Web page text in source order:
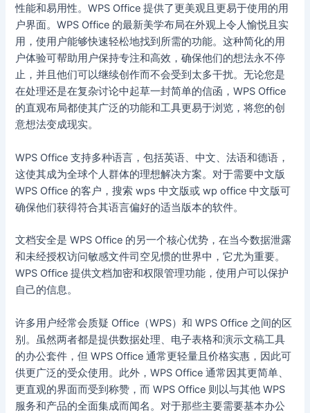
性能和易用性。WPS Office 提供了更美观且更易于使用的用
户界面。WPS Office 的最新美学布局在外观上令人愉悦且实
用，使用户能够快速轻松地找到所需的功能。这种简化的用
户体验可帮助用户保持专注和高效，确保他们的想法永不停
止，并且他们可以继续创作而不会受到太多干扰。无论您是
在处理还是在复杂讨论中起草一封简单的信函，WPS Office
的直观布局都使其广泛的功能和工具更易于浏览，将您的创
意想法变成现实。
WPS Office 支持多种语言，包括英语、中文、法语和德语，
这使其成为全球个人群体的理想解决方案。对于需要中文版
WPS Office 的客户，搜索 wps 中文版或 wp office 中文版可
确保他们获得符合其语言偏好的适当版本的软件。
文档安全是 WPS Office 的另一个核心优势，在当今数据泄露
和未经授权访问敏感文件司空见惯的世界中，它尤为重要。
WPS Office 提供文档加密和权限管理功能，使用户可以保护
自己的信息。
许多用户经常会质疑 Office（WPS）和 WPS Office 之间的区
别。虽然两者都是提供数据处理、电子表格和演示文稿工具
的办公套件，但 WPS Office 通常更轻量且价格实惠，因此可
供更广泛的受众使用。此外，WPS Office 通常因其更简单、
更直观的界面而受到称赞，而 WPS Office 则以与其他 WPS
服务和产品的全面集成而闻名。对于那些主要需要基本办公